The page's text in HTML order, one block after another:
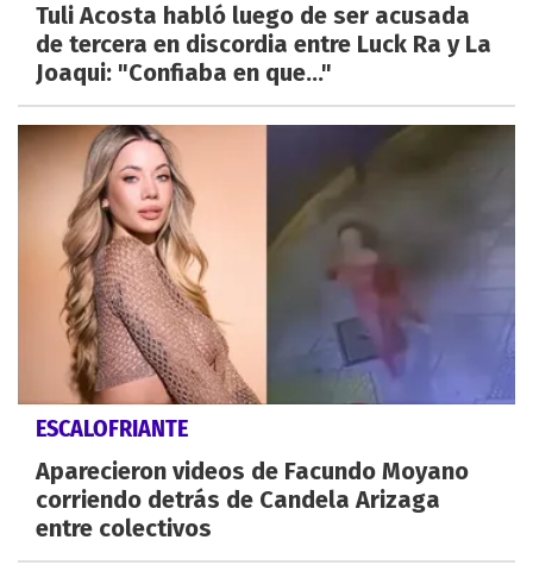
Tuli Acosta habló luego de ser acusada
de tercera en discordia entre Luck Ra y La
Joaqui: "Confiaba en que..."
ESCALOFRIANTE
Aparecieron videos de Facundo Moyano
corriendo detrás de Candela Arizaga
entre colectivos